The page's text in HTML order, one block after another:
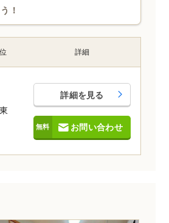
！
詳細
詳細を見る
お問い合わせ